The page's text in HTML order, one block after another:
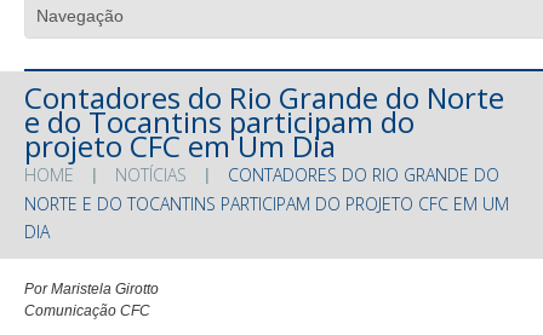
Contadores do Rio Grande do Norte
e do Tocantins participam do
projeto CFC em Um Dia
HOME NOTÍCIAS
CONTADORES DO RIO GRANDE DO
NORTE E DO TOCANTINS PARTICIPAM DO PROJETO CFC EM UM
DIA
Por Maristela Girotto
Comunicação CFC